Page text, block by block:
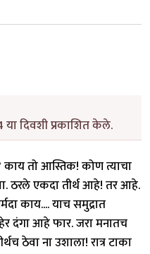
दिवशी प्रकाशित केले.
तो आस्तिक! कोण त्याचा
ठरले एकदा तीर्थ आहे! तर आहे.
काय.... याच समुद्रात
दंगा आहे फार. जरा मनातच
ठेवा ना उशाला! रात्र टाका